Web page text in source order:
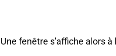
Une fenêtre s'affiche alors à